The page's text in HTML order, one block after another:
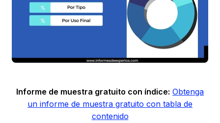
Informe de muestra gratuito con índice: Obtenga
un informe de muestra gratuito con tabla de
contenido